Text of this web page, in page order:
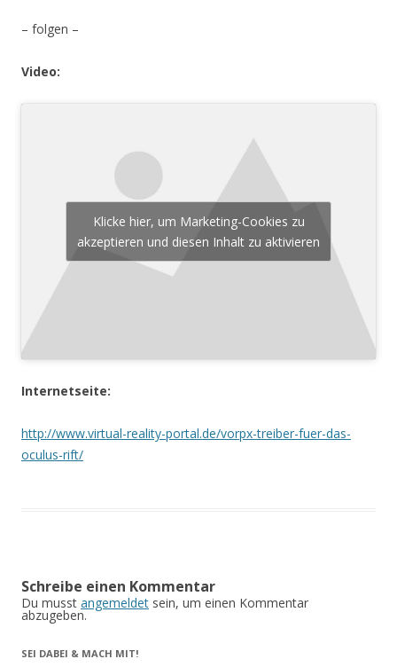
– folgen –
Video:
Klicke hier, um Marketing-Cookies zu
akzeptieren und diesen Inhalt zu aktivieren
Internetseite:
http://www.virtual-reality-portal.de/vorpx-treiber-fuer-das-
oculus-rift/
Schreibe einen Kommentar
Du musst angemeldet sein, um einen Kommentar
abzugeben.
SEI DABEI & MACH MIT!